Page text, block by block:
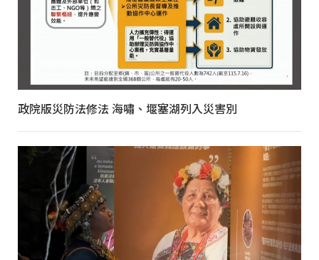
政院版災防法修法 海嘯、堰塞湖列入災害別